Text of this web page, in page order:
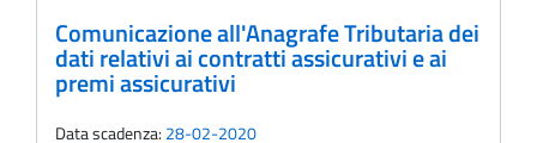
Comunicazione all'Anagrafe Tributaria dei
dati relativi ai contratti assicurativi e ai
premi assicurativi
Data scadenza: 28-02-2020